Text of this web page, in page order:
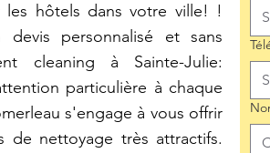
hôtels dans votre ville! !
devis personnalisé et sans
cleaning à Sainte-Julie:
particulière à chaque
s'engage à vous offrir
de nettoyage très attractifs.